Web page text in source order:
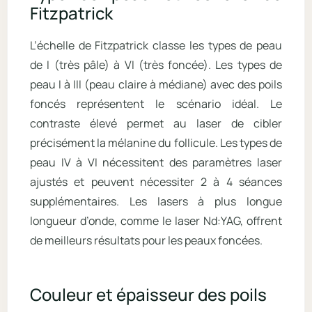
Fitzpatrick
L’échelle de Fitzpatrick classe les types de peau
de I (très pâle) à VI (très foncée). Les types de
peau I à III (peau claire à médiane) avec des poils
foncés représentent le scénario idéal. Le
contraste élevé permet au laser de cibler
précisément la mélanine du follicule. Les types de
peau IV à VI nécessitent des paramètres laser
ajustés et peuvent nécessiter 2 à 4 séances
supplémentaires. Les lasers à plus longue
longueur d’onde, comme le laser Nd:YAG, offrent
de meilleurs résultats pour les peaux foncées.
Couleur et épaisseur des poils